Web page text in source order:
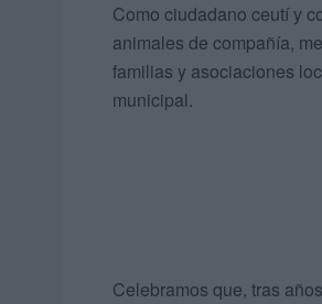
Como ciudadano ceutí y
animales de compañía,
familias y asociaciones
municipal.
Celebramos que, tras